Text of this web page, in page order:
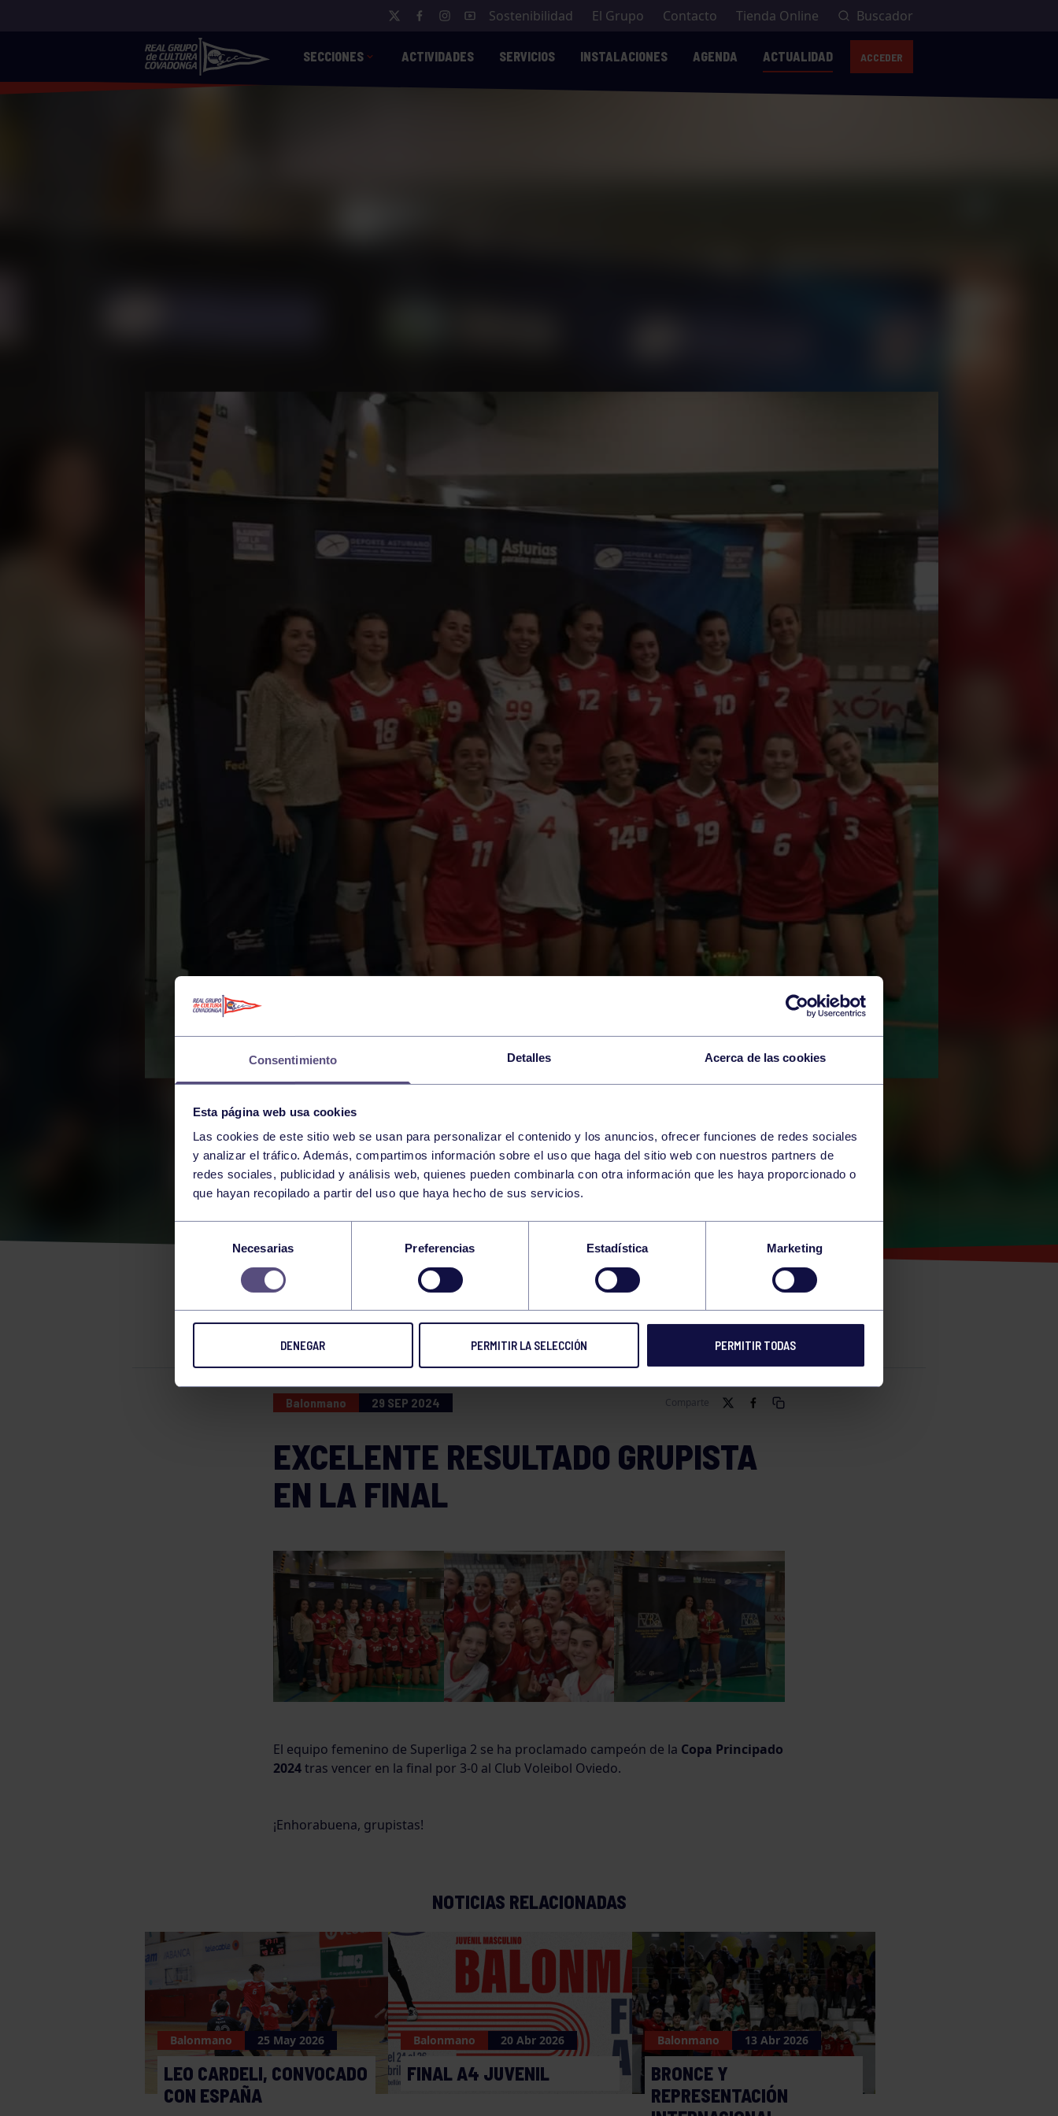
Consentimiento Detalles Acerca de las cookies
Esta página web usa cookies
Las cookies de este sitio web se usan para personalizar el contenido y los anuncios, ofrecer funciones de redes sociales
y analizar el tráfico. Además, compartimos información sobre el uso que haga del sitio web con nuestros partners de
redes sociales, publicidad y análisis web, quienes pueden combinarla con otra información que les haya proporcionado o
que hayan recopilado a partir del uso que haya hecho de sus servicios.
consentimiento
Necesarias Preferencias Estadística Marketing
DENEGAR PERMITIR LA SELECCIÓN PERMITIR TODAS
Sostenibilidad El Grupo Contacto Tienda Online Buscador
SECCIONES ACTIVIDADES SERVICIOS INSTALACIONES AGENDA ACTUALIDAD ACCEDER
NUESTRAS CHICAS,
CAMPEONAS DE LA COPA
PRINCIPADO
Balonmano 29 SEP 2024 Comparte
EXCELENTE RESULTADO GRUPISTA
EN LA FINAL
El equipo femenino de Superliga 2 se ha proclamado campeón de la Copa Principado
2024tras vencer en la final por 3-0 al Club Voleibol Oviedo.
¡Enhorabuena, grupistas!
NOTICIAS RELACIONADAS
Balonmano 25 May 2026
LEO CARDELI, CONVOCADO
CON ESPAÑA
Balonmano 20 Abr 2026
FINAL A4 JUVENIL
Balonmano 13 Abr 2026
BRONCE Y
REPRESENTACIÓN